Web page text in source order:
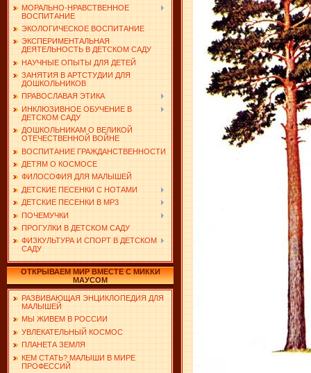
МОРАЛЬНО-НРАВСТВЕННОЕ
ВОСПИТАНИЕ
ЭКОЛОГИЧЕСКОЕ ВОСПИТАНИЕ
ЭКСПЕРИМЕНТАЛЬНАЯ
ДЕЯТЕЛЬНОСТЬ В ДЕТСКОМ САДУ
НАУЧНЫЕ ОПЫТЫ ДЛЯ ДЕТЕЙ
ЗАНЯТИЯ В АРТСТУДИИ ДЛЯ
ДОШКОЛЬНИКОВ
ПРАВОСЛАВАЯ ЭТИКА
ИНКЛЮЗИВНОЕ ОБУЧЕНИЕ В
ДЕТСКОМ САДУ
ДОШКОЛЬНИКАМ О ВЕЛИКОЙ
ОТЕЧЕСТВЕННОЙ ВОЙНЕ
ВОСПИТАНИЕ ГРАЖДАНСТВЕННОСТИ
ДЕТЯМ О КОСМОСЕ
ФИЛОСОФИЯ ДЛЯ МАЛЫШЕЙ
ДЕТСКИЕ ПЕСЕНКИ С НОТАМИ
ДЕТСКИЕ ПЕСЕНКИ В MP3
ПОЧЕМУЧКИ
ПРОГУЛКИ В ДЕТСКОМ САДУ
ФИЗКУЛЬТУРА И СПОРТ В ДЕТСКОМ
САДУ
ОТКРЫВАЕМ МИР ВМЕСТЕ С МИККИ
МАУСОМ
РАЗВИВАЮЩАЯ ЭНЦИКЛОПЕДИЯ ДЛЯ
МАЛЫШЕЙ
МЫ ЖИВЕМ В РОССИИ
УВЛЕКАТЕЛЬНЫЙ КОСМОС
ПЛАНЕТА ЗЕМЛЯ
КЕМ СТАТЬ? МАЛЫШИ В МИРЕ
ПРОФЕССИЙ